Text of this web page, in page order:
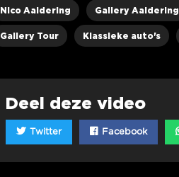
Nico Aaldering Gallery Aaldering
Gallery Tour Klassieke auto's
Deel deze video
Twitter Facebook